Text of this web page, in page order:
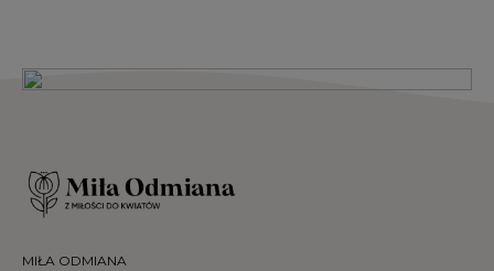
MIŁA ODMIANA